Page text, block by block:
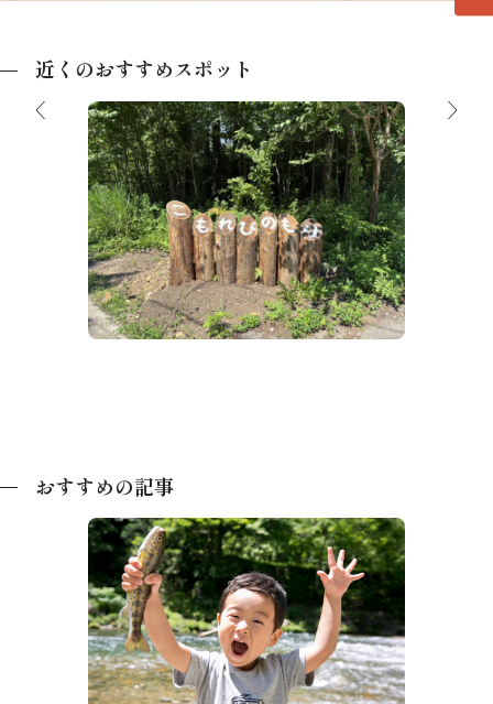
近くのおすすめスポット
こもれびの森キャンプ荘川
おすすめの記事
【決定版】高山市キャンプ場24選！ベ
テランキャンパーが厳選したキャンプス
ポットをエリア別に紹介